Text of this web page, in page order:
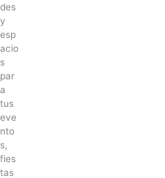
des
y
esp
acio
s
par
a
tus
eve
nto
s,
fies
tas